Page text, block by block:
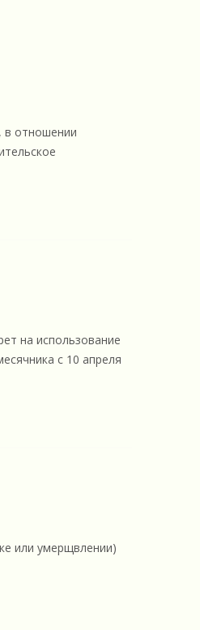
в отношении
на использование
с 10 апреля
или умерщвлении)